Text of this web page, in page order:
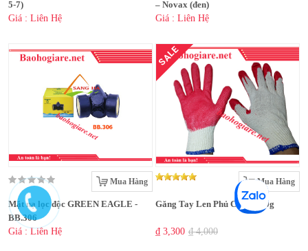
5-7)
Giá : Liên Hệ
– Novax (đen)
Giá : Liên Hệ
Mua Hàng
Mặt nạ lọc độc GREEN EAGLE -
BB.306
Giá : Liên Hệ
SALE
Mua Hàng
Găng Tay Len Phủ Cao Su 70g
₫ 3,300 ₫ 4,000